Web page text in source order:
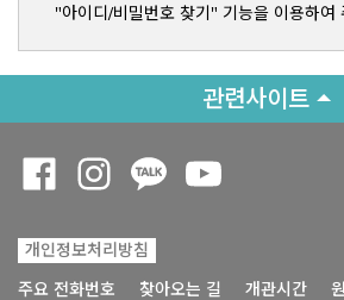
"아이디/비밀번호 찾기" 기능을 이용하여
관련사이트
개인정보처리방침
주요 전화번호
찾아오는 길 개관시간
Opens a new window
Opens a new window
Opens a new window